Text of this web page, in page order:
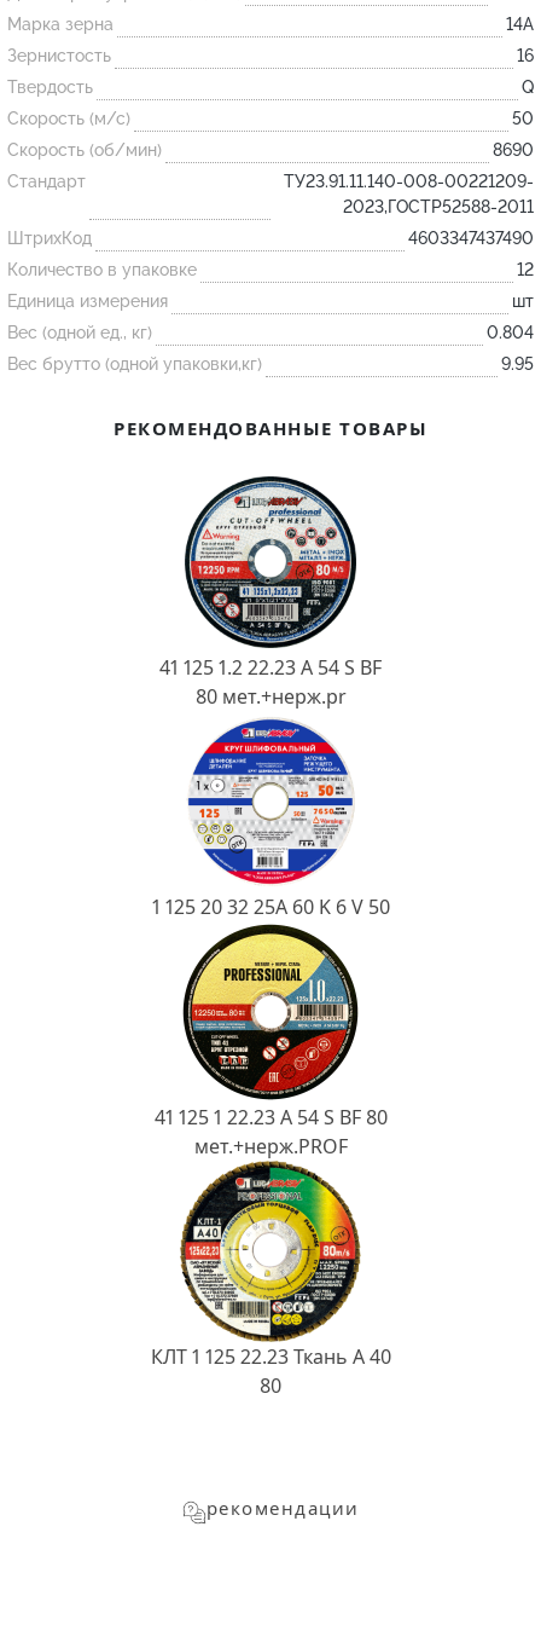
Огнеупорные
изделия
Скачать каталог
Черпак
Шербер
Трубка
Стержень
Подставка
Ковш разливочный
Огнеупорная SiC смесь
Марка зерна
14А
Зернистость
16
Твердость
Q
Скорость (м/с)
50
Скорость (об/мин)
8690
Стандарт
ТУ23.91.11.140-008-00221209-
2023,ГОСТР52588-2011
ШтрихКод
4603347437490
Количество в упаковке
12
Единица измерения
шт
Вес (одной ед., кг)
0.804
Вес брутто (одной упаковки,кг)
9.95
РЕКОМЕНДОВАННЫЕ ТОВАРЫ
41 125 1.2 22.23 A 54 S BF
80 мет.+нерж.pr
1 125 20 32 25А 60 K 6 V 50
41 125 1 22.23 A 54 S BF 80
мет.+нерж.PROF
КЛТ 1 125 22.23 Ткань A 40
80
рекомендации